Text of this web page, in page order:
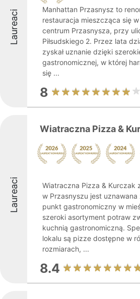
Laureaci
Manhattan Przasnysz to
restauracja mieszcząca się
centrum Przasnysza, przy
Piłsudskiego 2. Przez lata
zyskał uznanie dzięki
gastronomicznej, w której
się ...
8
Laureaci
Wiatraczna Pizza &
Wiatraczna Pizza & Kurczak
w Przasnyszu jest uznawana
punkt gastronomiczny w
szeroki asortyment potraw
kuchnią gastronomiczną.
lokalu są pizze dostępne w
rozmiarach, ...
8.4